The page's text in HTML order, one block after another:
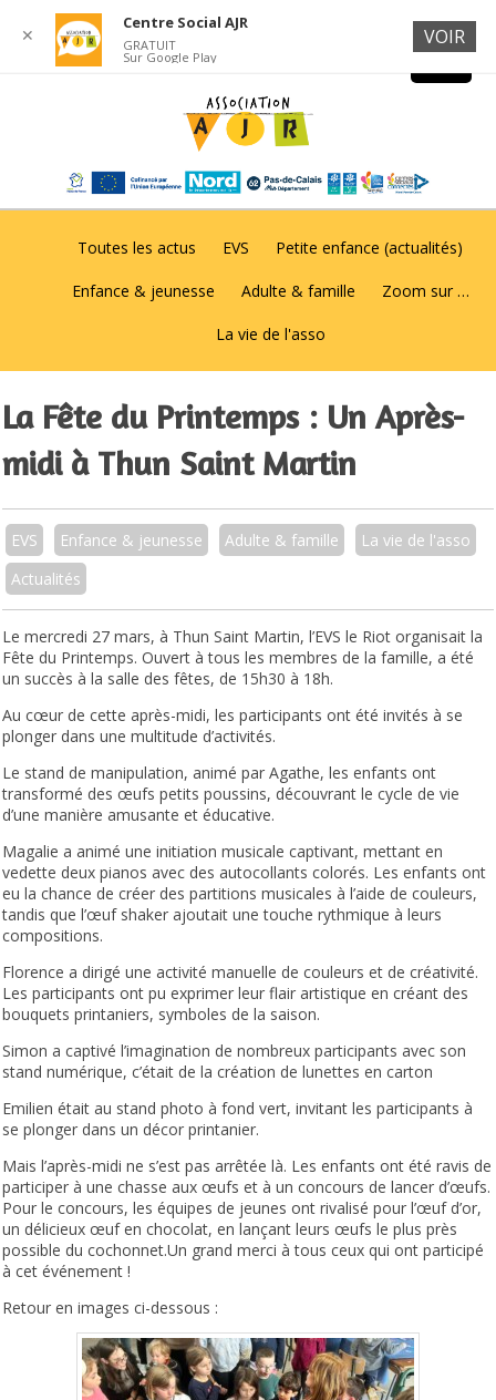
Toutes les actus EVS Petite enfance (actualités)
Enfance & jeunesse Adulte & famille Zoom sur …
La vie de l'asso
La Fête du Printemps : Un Après-
midi à Thun Saint Martin
EVS Enfance & jeunesse Adulte & famille
La vie de l'asso
Actualités
Le mercredi 27 mars, à Thun Saint Martin, l’EVS le Riot organisait la
Fête du Printemps. Ouvert à tous les membres de la famille, a été
un succès à la salle des fêtes, de 15h30 à 18h.
Au cœur de cette après-midi, les participants ont été invités à se
plonger dans une multitude d’activités.
Le stand de manipulation, animé par Agathe, les enfants ont
transformé des œufs petits poussins, découvrant le cycle de vie
d’une manière amusante et éducative.
Magalie a animé une initiation musicale captivant, mettant en
vedette deux pianos avec des autocollants colorés. Les enfants ont
eu la chance de créer des partitions musicales à l’aide de couleurs,
tandis que l’œuf shaker ajoutait une touche rythmique à leurs
compositions.
Florence a dirigé une activité manuelle de couleurs et de créativité.
Les participants ont pu exprimer leur flair artistique en créant des
bouquets printaniers, symboles de la saison.
Simon a captivé l’imagination de nombreux participants avec son
stand numérique, c’était de la création de lunettes en carton
Emilien était au stand photo à fond vert, invitant les participants à
se plonger dans un décor printanier.
Mais l’après-midi ne s’est pas arrêtée là. Les enfants ont été ravis de
participer à une chasse aux œufs et à un concours de lancer d’œufs.
Pour le concours, les équipes de jeunes ont rivalisé pour l’œuf d’or,
un délicieux œuf en chocolat, en lançant leurs œufs le plus près
possible du cochonnet.Un grand merci à tous ceux qui ont participé
à cet événement !
Retour en images ci-dessous :
✕
Centre Social AJR
GRATUIT
Sur Google Play
VOIR